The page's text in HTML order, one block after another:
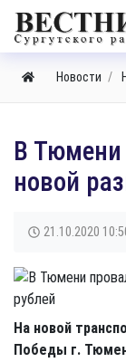
Новости
В Тюмени
новой
21.10.2020
На новой
Победы г.